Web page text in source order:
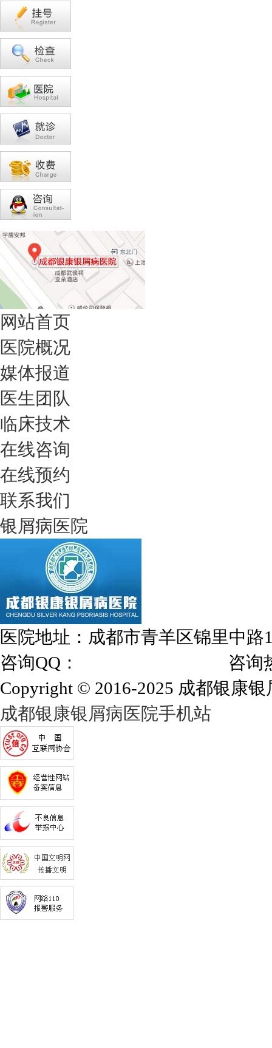
网站首页
医院概况
媒体报道
医生团队
临床技术
在线咨询
在线预约
联系我们
银屑病医院
医院地址：成都市青羊区锦里中
咨询QQ：
咨询热线
Copyright © 2016-2025 成都银康银
成都银康银屑病医院手机站